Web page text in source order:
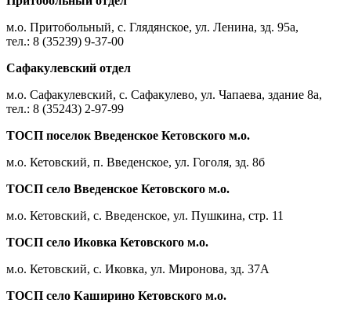
м.о. Притобольный, с. Глядянское, ул. Ленина, зд. 95а,
тел.: 8 (35239) 9-37-00
Сафакулевский отдел
м.о. Сафакулевский, с. Сафакулево, ул. Чапаева, здание 8а,
тел.: 8 (35243) 2-97-99
ТОСП поселок Введенское Кетовского м.о.
м.о. Кетовский, п. Введенское, ул. Гоголя, зд. 8б
ТОСП село Введенское Кетовского м.о.
м.о. Кетовский, с. Введенское, ул. Пушкина, стр. 11
ТОСП село Иковка Кетовского м.о.
м.о. Кетовский, с. Иковка, ул. Миронова, зд. 37А
ТОСП село Каширино Кетовского м.о.